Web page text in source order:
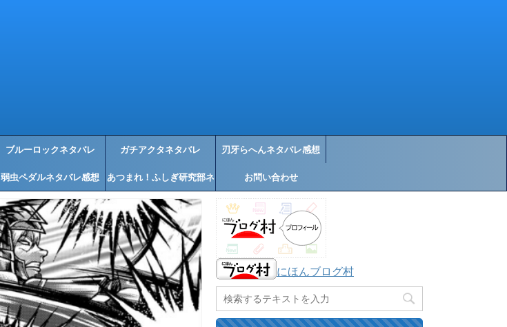
ブルーロックネタバレ ガチアクタネタバレ 刃牙らへんネタバレ感想
弱虫ペダルネタバレ感想 あつまれ！ふしぎ研究部ネ
タバレ感想
お問い合わせ
にほんブログ村